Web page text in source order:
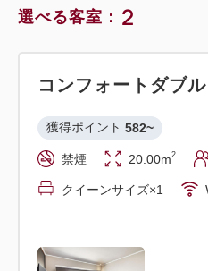
選べる客室： 2
コンフォートダブ
獲得ポイント 582~
禁煙 20.00m2
クイーンサイズ×1